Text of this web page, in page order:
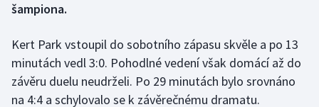
Florbal
Futsal
Golf
šampiona.
Kert Park vstoupil do sobotního zápasu skvěle a po 13
minutách vedl 3:0. Pohodlné vedení však domácí až do
závěru duelu neudrželi. Po 29 minutách bylo srovnáno
na 4:4 a schylovalo se k závěrečnému dramatu.